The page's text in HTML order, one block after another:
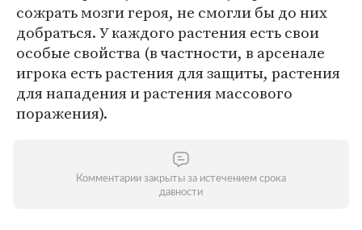
сожрать мозги героя, не смогли бы до них
добраться. У каждого растения есть свои
особые свойства (в частности, в арсенале
игрока есть растения для защиты, растения
для нападения и растения массового
поражения).
Комментарии закрыты за истечением срока
давности